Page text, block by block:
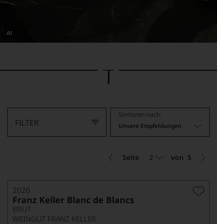
Dieses
von
FILTER
Sortieren nach:
Unsere Empfehlungen
Seite 2 von 5
2020
Franz Keller Blanc de Blancs
BRUT
WEINGUT FRANZ KELLER